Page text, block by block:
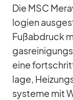
Die MSC
lo­gien
Fuß­ab­druck
eine
lage,
sys­teme mit